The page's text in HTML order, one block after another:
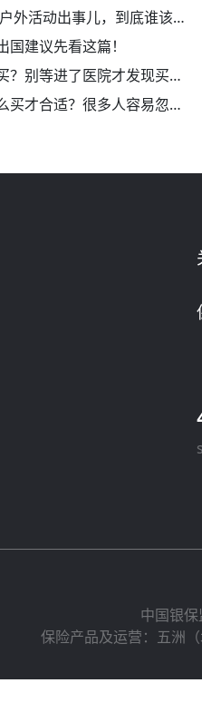
没收费，就不是领队吗？AA制户外活动出事儿，到底谁该负责？
建议先看这篇！
老外入境中国旅游的保险怎么买？别等进了医院才发现买错了
去国外旅居，境外旅行保险怎么买才合适？很多人容易忽略这2类保障！
中国银
保险产品及运营：五洲